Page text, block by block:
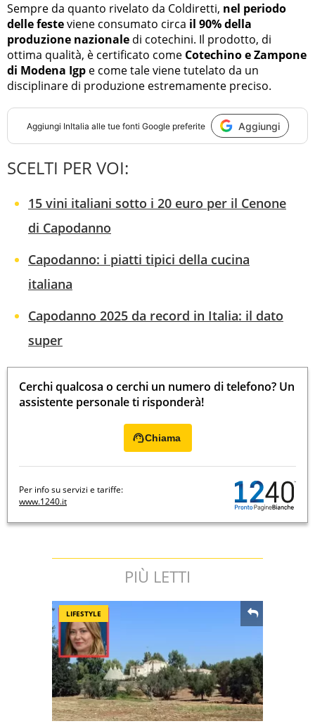
Sempre da quanto rivelato da Coldiretti, nel periodo
delle festeviene consumato circa il 90% della
produzione nazionale di cotechini. Il prodotto, di
ottima qualità, è certificato come Cotechino e Zampone
di Modena Igp e come tale viene tutelato da un
disciplinare di produzione estremamente preciso.
Aggiungi InItalia alle tue fonti Google preferite Aggiungi
SCELTI PER VOI:
15 vini italiani sotto i 20 euro per il Cenone
di Capodanno
Capodanno: i piatti tipici della cucina
italiana
Capodanno 2025 da record in Italia: il dato
super
Cerchi qualcosa o cerchi un numero di telefono? Un
assistente personale ti risponderà!
Chiama
Per info su servizi e tariffe:
www.1240.it
PIÙ LETTI
LIFESTYLE